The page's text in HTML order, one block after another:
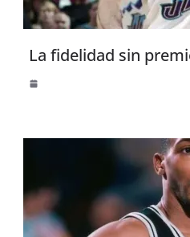
La fidelidad sin